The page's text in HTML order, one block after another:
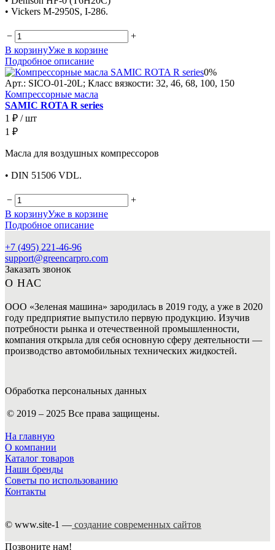
• Vickers M-2950S, I-286.
−
+
В корзинуУже в корзине
Подробное описание
0%
Арт.: SICO-01-20L; Класс вязкости: 32, 46, 68, 100, 150
Компрессорные масла
SAMIC ROTA R series
1 ₽ / шт
1 ₽
Масла для воздушных компрессоров
• DIN 51506 VDL.
−
+
В корзинуУже в корзине
Подробное описание
+7 (495) 221-46-96
support@greencarpro.com
Заказать звонок
О НАС
ООО «Зеленая машина» зародилась в 2019 году, а уже в 2020
году предприятие выпустило первую продукцию. Изучив
потребности рынка и отечественной промышленности,
компания открыла для себя основную сферу деятельности —
производство автомобильных технических жидкостей.
Обработка персональных данных
© 2019 – 2025 Все права защищены.
На главную
О компании
Каталог товаров
Наши бренды
Советы по использованию
Контакты
© www.site-1 — создание современных сайтов
Позвоните нам!